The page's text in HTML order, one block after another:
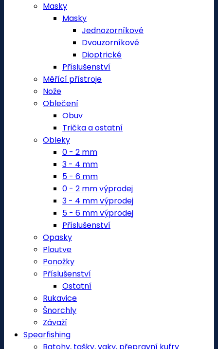
Masky
Masky
Jednozorníkové
Dvouzorníkové
Dioptrické
Příslušenství
Měřící přístroje
Nože
Oblečení
Obuv
Trička a ostatní
Obleky
0 - 2 mm
3 - 4 mm
5 - 6 mm
0 - 2 mm výprodej
3 - 4 mm výprodej
5 - 6 mm výprodej
Příslušenství
Opasky
Ploutve
Ponožky
Příslušenství
Ostatní
Rukavice
Šnorchly
Závaží
Spearfishing
Batohy, tašky, vaky, přepravní kufry